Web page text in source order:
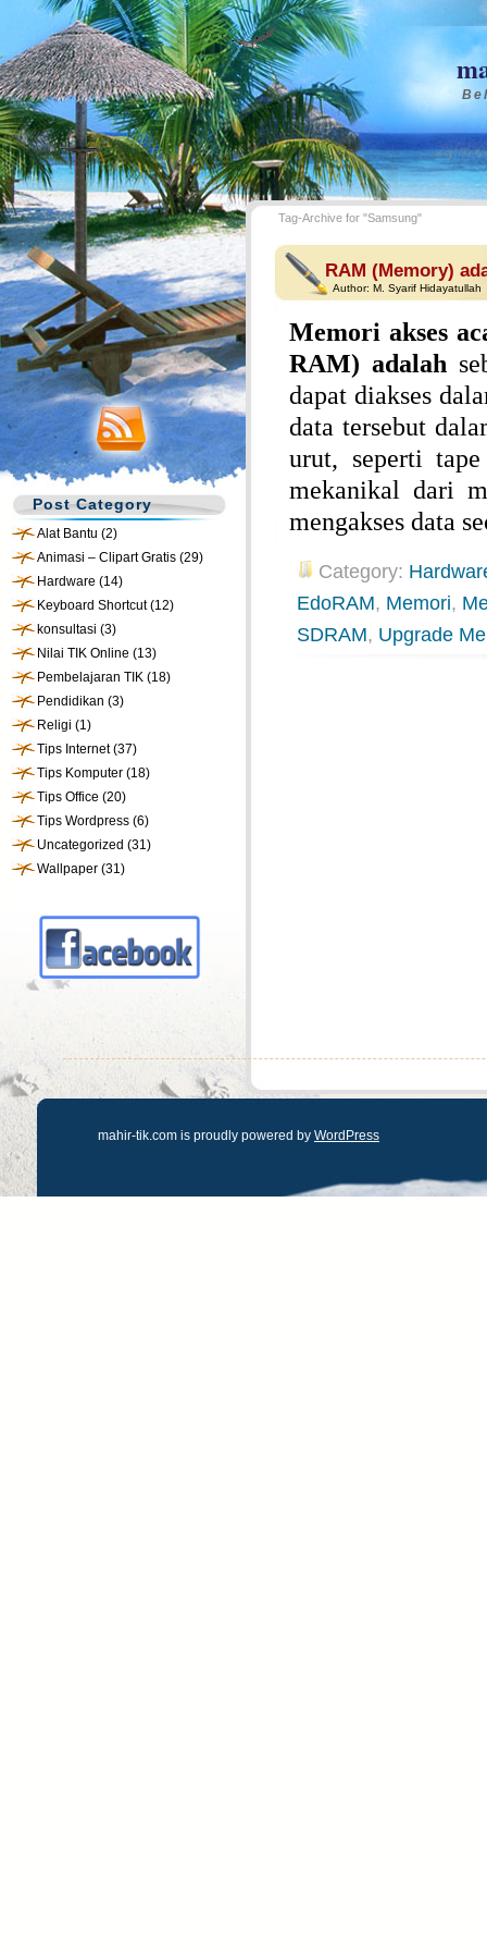
Post Category
Alat Bantu (2)
Animasi – Clipart Gratis (29)
Hardware (14)
Keyboard Shortcut(12)
konsultasi (3)
Nilai TIK Online (13)
Pembelajaran TIK (18)
Pendidikan (3)
Religi (1)
Tips Internet(37)
Tips Komputer (18)
Tips Office (20)
Tips Wordpress (6)
Uncategorized (31)
Wallpaper (31)
Tag-Archive for "Samsung"
RAM (Memory)
Author: M. Syarif Hidayatullah
Memori akses
RAM) adalah
dapat diakses
data tersebut
urut, seperti
mekanikal dari
mengakses data
Category:
EdoRAM, Memori,
SDRAM, Upgrade
mahir-tik.com is proudly powered by WordPress